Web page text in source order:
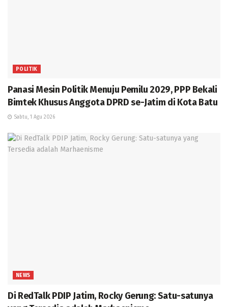
POLITIK
Panasi Mesin Politik Menuju Pemilu 2029, PPP Bekali
Bimtek Khusus Anggota DPRD se-Jatim di Kota Batu
Sabtu, 1 Agu 2026
NEWS
Di RedTalk PDIP Jatim, Rocky Gerung: Satu-satunya